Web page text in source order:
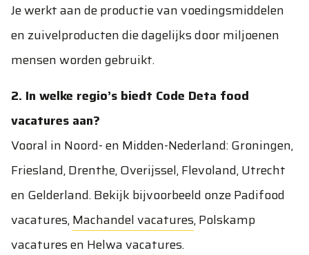
Je werkt aan de productie van voedingsmiddelen
en zuivelproducten die dagelijks door miljoenen
mensen worden gebruikt.
2. In welke regio’s biedt Code Deta food
vacatures aan?
Vooral in Noord- en Midden-Nederland: Groningen,
Friesland, Drenthe, Overijssel, Flevoland, Utrecht
en Gelderland. Bekijk bijvoorbeeld onzePadifood
vacatures,Machandel vacatures,Polskamp
vacaturesen Helwa vacatures.